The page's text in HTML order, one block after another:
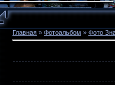
Главная » Фотоальбом » Фото